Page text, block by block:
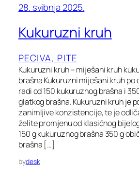
28. svibnja 2025.
Kukuruzni kruh
PECIVA, PITE
Kukuruzni kruh – miješani kruh
brašna Kukuruzni miješani kruh po
radi od 150 kukuruznog brašna i
glatkog brašna. Kukuruzni kruh je
zanimljive konzistencije, te je
želite promjenu od klasičnog
150 g kukuruznog brašna 350 g
brašna […]
bydesk